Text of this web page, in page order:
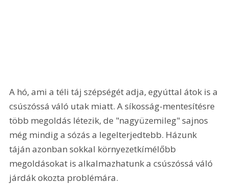
A hó, ami a téli táj szépségét adja, egyúttal átok is a
csúszóssá váló utak miatt. A síkosság-mentesítésre
több megoldás létezik, de "nagyüzemileg" sajnos
még mindig a sózás a legelterjedtebb. Házunk
táján azonban sokkal környezetkímélőbb
megoldásokat is alkalmazhatunk a csúszóssá váló
járdák okozta problémára.